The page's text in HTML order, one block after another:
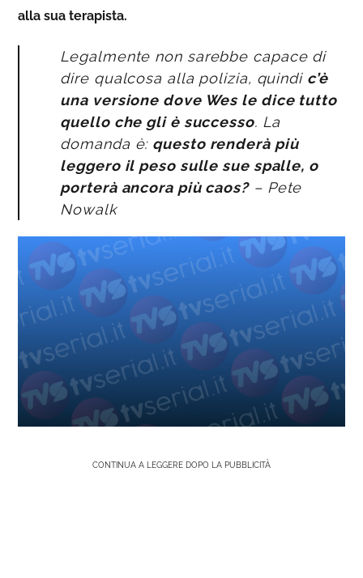
alla sua terapista.
Legalmente non sarebbe capace di
dire qualcosa alla polizia, quindi c’è
una versione dove Wes le dice tutto
quello che gli è successo. La
domanda è: questo renderà più
leggero il peso sulle sue spalle, o
porterà ancora più caos?– Pete
Nowalk
CONTINUA A LEGGERE DOPO LA PUBBLICITÀ